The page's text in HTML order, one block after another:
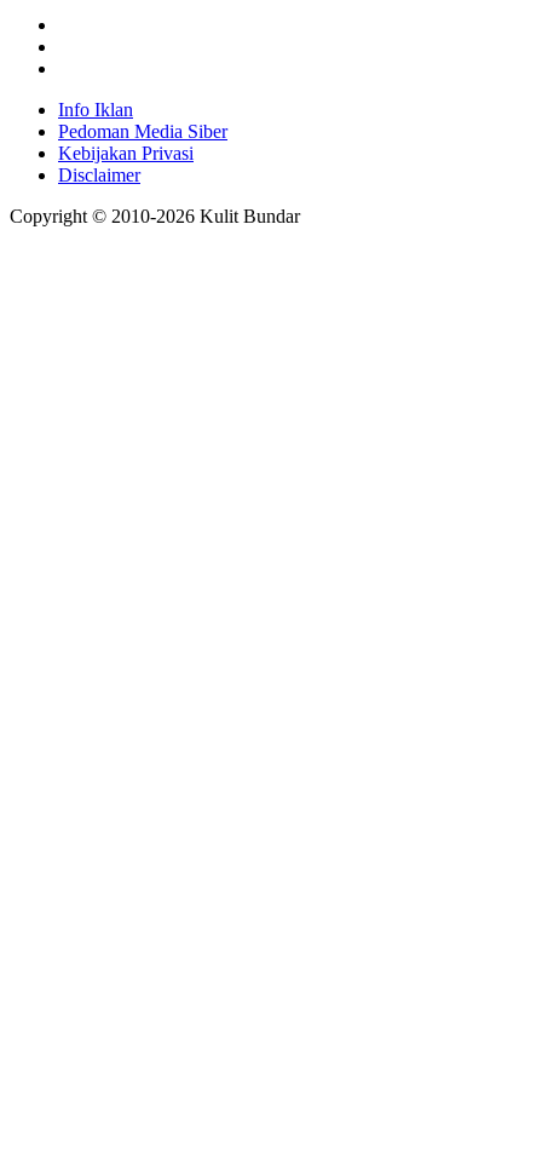
Info Iklan
Pedoman Media Siber
Kebijakan Privasi
Disclaimer
Copyright © 2010-2026 Kulit Bundar